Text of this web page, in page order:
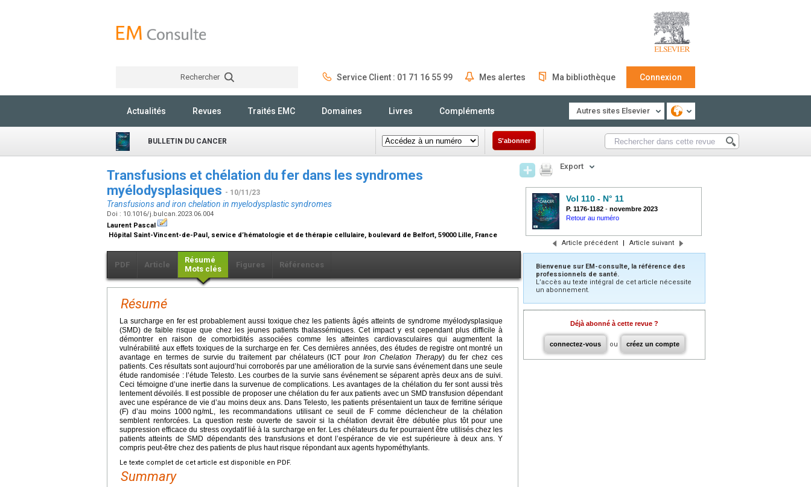
Rechercher Service Client : 01 71 16 55 99 Mes alertes Ma bibliothèque Connexion
Actualités Revues Traités EMC Domaines Livres Compléments Autres sites Elsevier
BULLETIN DU CANCER S'abonner
Transfusions et chélation du fer dans les syndromes
myélodysplasiques - 10/11/23
Transfusions and iron chelation in myelodysplastic syndromes
Doi : 10.1016/j.bulcan.2023.06.004
Laurent Pascal
Hôpital Saint-Vincent-de-Paul, service d’hématologie et de thérapie cellulaire, boulevard de Belfort, 59000 Lille, France
PDF Article
Résumé
Mots clés
Figures Références
Résumé
La surcharge en fer est probablement aussi toxique chez les patients âgés atteints de syndrome myélodysplasique
(SMD) de faible risque que chez les jeunes patients thalassémiques. Cet impact y est cependant plus difficile à
démontrer en raison de comorbidités associées comme les atteintes cardiovasculaires qui augmentent la
vulnérabilité aux effets toxiques de la surcharge en fer. Ces dernières années, des études de registre ont montré un
avantage en termes de survie du traitement par chélateurs (ICT pourIron Chelation Therapy) du fer chez ces
patients. Ces résultats sont aujourd’hui corroborés par une amélioration de la survie sans événement dans une seule
étude randomisée : l’étude Telesto. Les courbes de la survie sans événement se séparent après deux ans de suivi.
Ceci témoigne d’une inertie dans la survenue de complications. Les avantages de la chélation du fer sont aussi très
lentement dévoilés. Il est possible de proposer une chélation du fer aux patients avec un SMD transfusion dépendant
avec une espérance de vie d’au moins deux ans. Dans Telesto, les patients présentaient un taux de ferritine sérique
(F) d’au moins 1000 ng/mL, les recommandations utilisant ce seuil de F comme déclencheur de la chélation
semblent renforcées. La question reste ouverte de savoir si la chélation devrait être débutée plus tôt pour une
suppression efficace du stress oxydatif lié à la surcharge en fer. Les chélateurs du fer pourraient être utilisés chez les
patients atteints de SMD dépendants des transfusions et dont l’espérance de vie est supérieure à deux ans. Y
compris peut-être chez des patients de plus haut risque répondant aux agents hypométhylants.
Le texte complet de cet article est disponible en PDF.
Summary
Export
Vol 110 - N° 11
P. 1176-1182 - novembre 2023
Retour au numéro
Article précédent | Article suivant
Bienvenue sur EM-consulte, la référence des
professionnels de santé.
L’accès au texte intégral de cet article nécessite
un abonnement.
Déjà abonné à cette revue ?
connectez-vous ou créez un compte